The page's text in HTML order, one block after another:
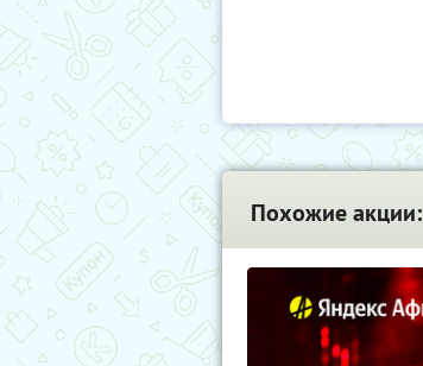
Похожие акции: